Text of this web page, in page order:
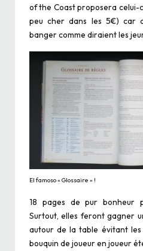
of the Coast proposera celui-
peu cher dans les 5€) car
banger comme diraient les
El famoso « Glossaire » !
18 pages de pur bonheur
Surtout, elles feront gagner
autour de la table évitant les
bouquin de joueur en joueur